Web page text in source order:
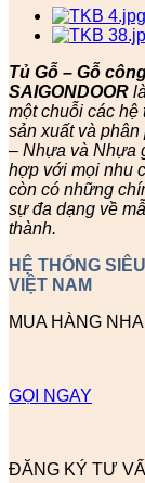
Tủ Gỗ – Gỗ
SAIGONDOOR
một chuỗi các hệ
sản xuất và
– Nhựa và Nhựa
hợp với mọi nhu
còn có những
sự đa dạng về
thành.
HỆ THỐNG
VIỆT NAM
MUA HÀNG
GỌI NGAY
ĐĂNG KÝ TƯ